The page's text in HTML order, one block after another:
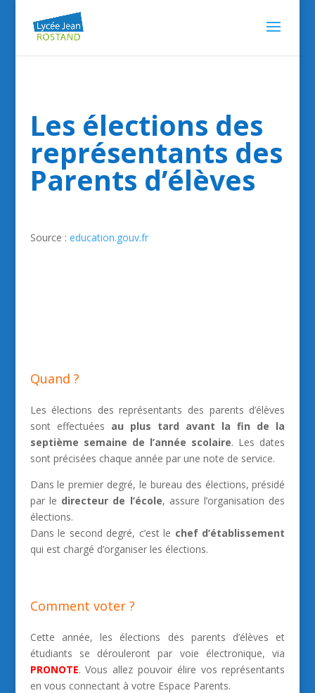
Les élections des
représentants des
Parents d’élèves
Source : education.gouv.fr
Quand ?
Les élections des représentants des parents d’élèves
sont effectuées au plus tard avant la fin de la
septième semaine de l’année scolaire. Les dates
sont précisées chaque année par une note de service.
Dans le premier degré, le bureau des élections, présidé
par le directeur de l’école, assure l’organisation des
élections.
Dans le second degré, c’est le chef d’établissement
qui est chargé d’organiser les élections.
Comment voter ?
Cette année, les élections des parents d’élèves et
étudiants se dérouleront par voie électronique, via
PRONOTE. Vous allez pouvoir élire vos représentants
en vous connectant à votre Espace Parents.